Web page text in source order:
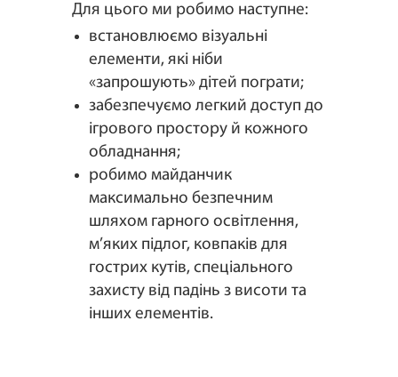
Для цього ми робимо наступне:
встановлюємо візуальні
елементи, які ніби
«запрошують» дітей пограти;
забезпечуємо легкий доступ до
ігрового простору й кожного
обладнання;
робимо майданчик
максимально безпечним
шляхом гарного освітлення,
м’яких підлог, ковпаків для
гострих кутів, спеціального
захисту від падінь з висоти та
інших елементів.